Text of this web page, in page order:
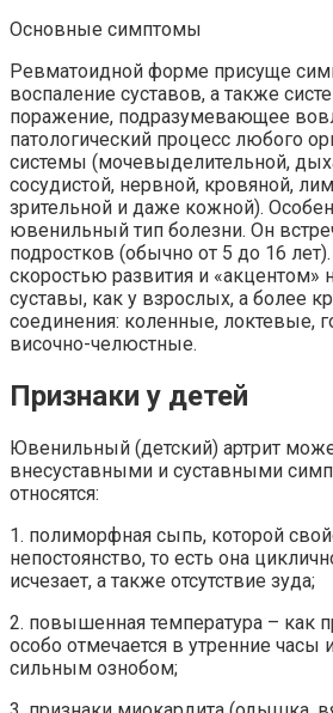
Основные симптомы
Ревматоидной форме присуще
воспаление суставов, а также
поражение, подразумевающее
патологический процесс любого
системы (мочевыделительной,
сосудистой, нервной, кровяной,
зрительной и даже кожной).
ювенильный тип болезни. Он
подростков (обычно от 5 до 16
скоростью развития и «акцентом»
суставы, как у взрослых, а более
соединения: коленные, локтевые,
височно-челюстные.
Признаки у детей
Ювенильный (детский) артрит
внесуставными и суставными
относятся:
1. полиморфная сыпь, которой
непостоянство, то есть она
исчезает, а также отсутствие зуда;
2. повышенная температура – как
особо отмечается в утренние часы
сильным ознобом;